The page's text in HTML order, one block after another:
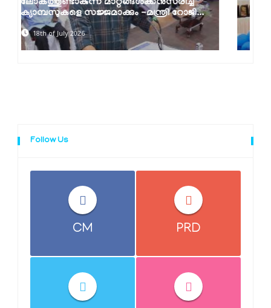
വളർത്തിയെടുക്കണം -മന്ത്രി റോജി എം
ജോൺ
18th of July 2026
Follow Us
CM PRD